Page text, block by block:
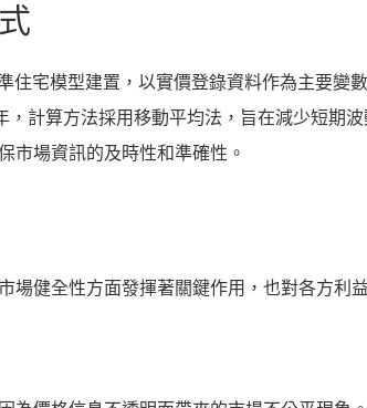
宅模型建置，以實價登錄資料作為主要變
計算方法採用移動平均法，旨在減少短期
市場資訊的及時性和準確性。
健全性方面發揮著關鍵作用，也對各方利